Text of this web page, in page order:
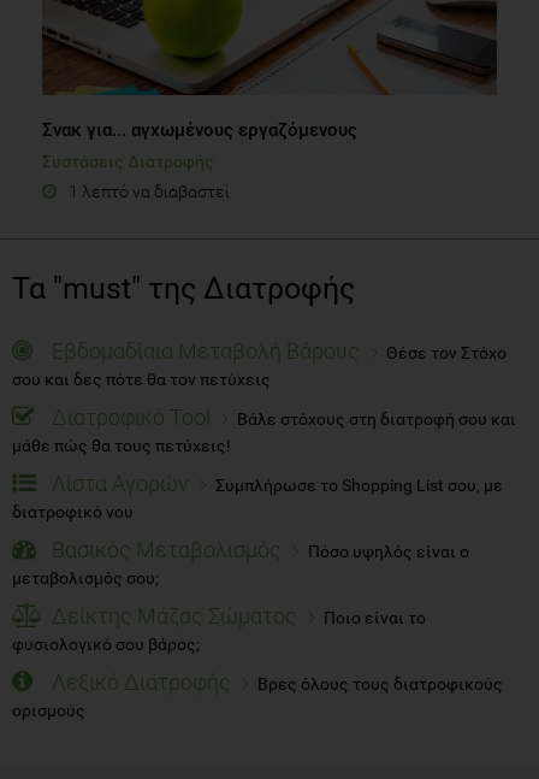
Σνακ για... αγχωμένους εργαζόμενους
Συστάσεις Διατροφής
1 λεπτό να διαβαστεί
Τα "must" της Διατροφής
Εβδομαδίαια Μεταβολή Βάρους
Θέσε τον Στόχο
σου και δες πότε θα τον πετύχεις
Διατροφικό Tool
Βάλε στόχους στη διατροφή σου και
μάθε πώς θα τους πετύχεις!
Λίστα Αγορών
Συμπλήρωσε το Shopping List σου, με
διατροφικό νου
Βασικός Μεταβολισμός
Πόσο υψηλός είναι ο
μεταβολισμός σου;
Δείκτης Μάζας Σώματος
Ποιο είναι το
φυσιολογικό σου βάρος;
Λεξικό Διατροφής
Βρες όλους τους διατροφικούς
ορισμούς